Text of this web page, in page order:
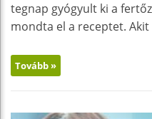
tegnap gyógyult ki a
mondta el a receptet. Akit
Tovább »